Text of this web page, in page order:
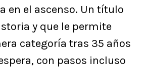
en el ascenso. Un título
y que le permite
categoría tras 35 años
con pasos incluso